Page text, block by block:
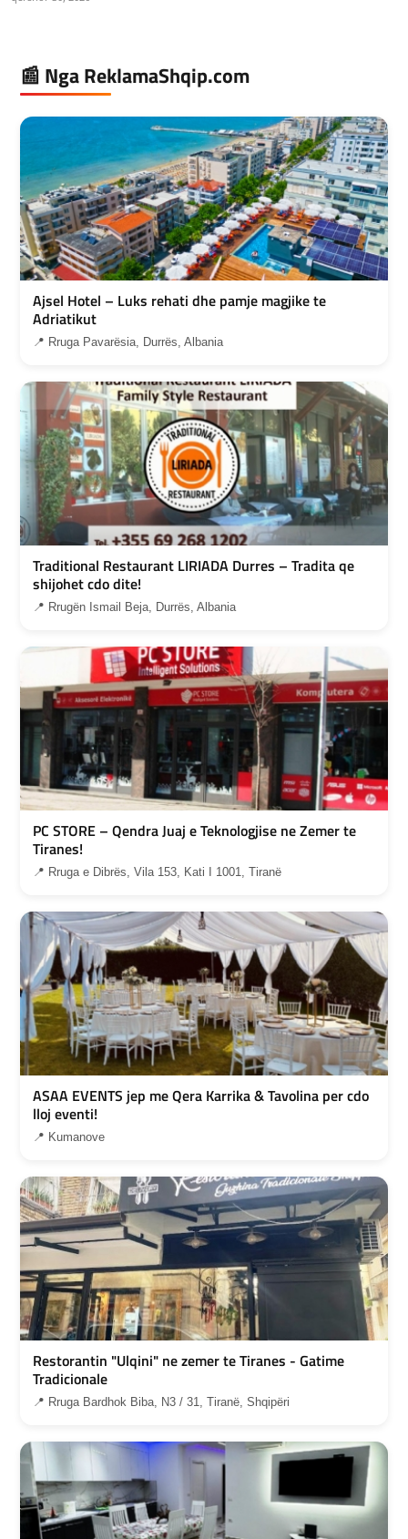
📰 Nga ReklamaShqip.com
Ajsel Hotel – Luks rehati dhe pamje magjike te
Adriatikut
📍 Rruga Pavarësia, Durrës, Albania
Traditional Restaurant LIRIADA Durres – Tradita qe
shijohet cdo dite!
📍 Rrugën Ismail Beja, Durrës, Albania
PC STORE – Qendra Juaj e Teknologjise ne Zemer te
Tiranes!
📍 Rruga e Dibrës, Vila 153, Kati I 1001, Tiranë
ASAA EVENTS jep me Qera Karrika & Tavolina per cdo
lloj eventi!
📍 Kumanove
Restorantin "Ulqini" ne zemer te Tiranes - Gatime
Tradicionale
📍 Rruga Bardhok Biba, N3 / 31, Tiranë, Shqipëri